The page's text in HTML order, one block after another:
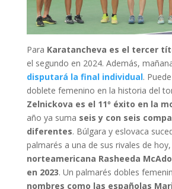
Para Karatancheva es el tercer
el segundo en 2024. Además,
disputará la final individual.
doblete femenino en la historia del
Zelnickova es el 11º éxito en la
año ya suma seis y con seis
diferentes. Búlgara y eslovaca
palmarés a una de sus rivales de hoy,
norteamericana Rasheeda
en 2023. Un palmarés dobles
nombres como las españolas